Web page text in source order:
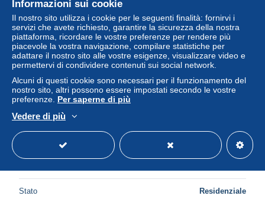
cpa Réf-JPS-1147 ( Dép 94 ) l' Etang du Château de
SUCY- EN - BRIE
Stato Residenziale
Informazioni sui cookie
Il nostro sito utilizza i cookie per le seguenti finalità: fornirvi i
servizi che avete richiesto, garantire la sicurezza della nostra
piattaforma, ricordare le vostre preferenze per rendere più
piacevole la vostra navigazione, compilare statistiche per
adattare il nostro sito alle vostre esigenze, visualizzare video e
permettervi di condividere contenuti sui social network.
Alcuni di questi cookie sono necessari per il funzionamento del
nostro sito, altri possono essere impostati secondo le vostre
preferenze. Per saperne di più
Vedere di più